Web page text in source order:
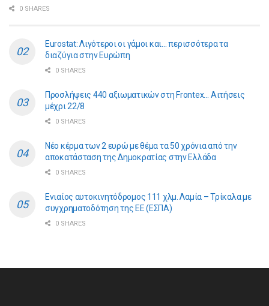
0 SHARES
Eurostat: Λιγότεροι οι γάμοι και… περισσότερα τα
διαζύγια στην Ευρώπη
0 SHARES
Προσλήψεις 440 αξιωματικών στη Frontex… Αιτήσεις
μέχρι 22/8
0 SHARES
Νέο κέρμα των 2 ευρώ με θέμα τα 50 χρόνια από την
αποκατάσταση της Δημοκρατίας στην Ελλάδα
0 SHARES
Ενιαίος αυτοκινητόδρομος 111 χλμ. Λαμία – Τρίκαλα με
συγχρηματοδότηση της ΕE (ΕΣΠΑ)
0 SHARES